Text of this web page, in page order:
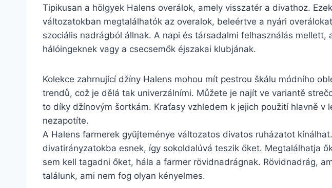
Tipikusan a hölgyek Halens overálok, amely visszatér a divathoz.
változatokban megtalálhatók az overalok, beleértve a nyári
szociális nadrágból állnak. A napi és társadalmi felhasználás
hálóingeknek vagy a csecsemők éjszakai klubjának.
Kolekce zahrnující džíny Halens mohou mít pestrou škálu módního
trendů, což je dělá tak univerzálními. Můžete je najít ve variantě
to díky džínovým šortkám. Kraťasy vzhledem k jejich použití hlavně
nezapotíte.
A Halens farmerek gyűjteménye változatos divatos ruházatot
divatirányzatokba esnek, így sokoldalúvá teszik őket. Megtalálhatja
sem kell tagadni őket, hála a farmer rövidnadrágnak. Rövidnadrág,
találunk, ami nem fog olyan kényelmes.